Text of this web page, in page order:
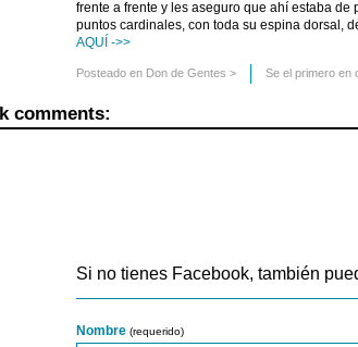
frente a frente y les aseguro que ahí estaba de
puntos cardinales, con toda su espina dorsal,
AQUÍ ->>
Posteado en Don de Gentes > Se el primero en
comments:
Si no tienes Facebook, también
Nombre (requerido)